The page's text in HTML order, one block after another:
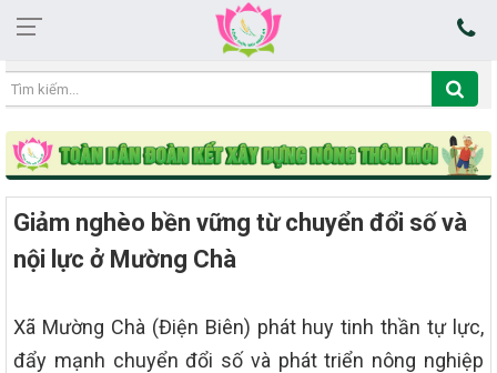
20:02:06 06/08/2026
Giảm nghèo bền vững từ chuyển đổi số và
nội lực ở Mường Chà
Xã Mường Chà (Điện Biên) phát huy tinh thần tự lực,
đẩy mạnh chuyển đổi số và phát triển nông nghiệp